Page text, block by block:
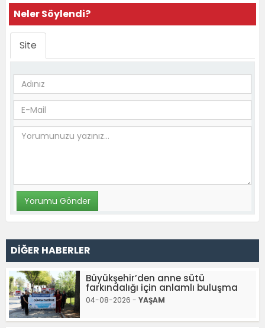
Neler Söylendi?
Site
DİĞER HABERLER
Büyükşehir’den anne sütü
farkındalığı için anlamlı buluşma
04-08-2026 - YAŞAM